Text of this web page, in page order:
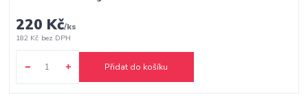
220 Kč/ks
182 Kč bez DPH
Přidat do košíku